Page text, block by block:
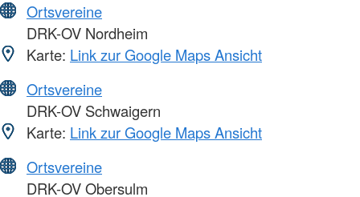
Ortsvereine
DRK-OV Nordheim
Karte: Link zur Google Maps Ansicht
Ortsvereine
DRK-OV Schwaigern
Karte: Link zur Google Maps Ansicht
Ortsvereine
DRK-OV Obersulm